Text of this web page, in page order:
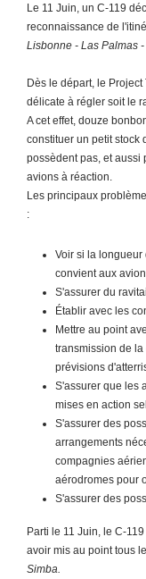
Le 11 Juin, un C-119
reconnaissance de
Lisbonne - Las Palmas
Dès le départ, le
délicate à régler soit le
A cet effet, douze
constituer un petit stock
possèdent pas, et aussi
avions à réaction.
Les principaux
:
Voir si la longueur
convient aux
S'assurer du
Établir avec les
Mettre au point
transmission de
prévisions
S'assurer que les
mises en action
S'assurer des
arrangements
compagnies
aérodromes pour
S'assurer des
Parti le 11 Juin, le C-
avoir mis au point tous
Simba.